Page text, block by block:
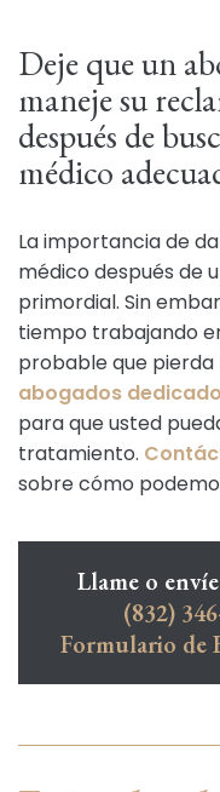
Deje que un
maneje su
después de
médico
La importancia de
médico después de
primordial. Sin
tiempo trabajando
probable que pierda
abogados
para que usted
tratamiento.
sobre cómo
Llame o
(832)
Formulario de